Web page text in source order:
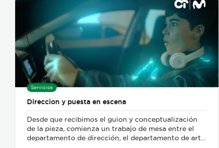
desarrollados, para adaptarlo a las necesidades y
constantes cambios del mercado.
Servicios
Direccion y puesta en escena
Desde que recibimos el guion y conceptualización
de la pieza, comienza un trabajo de mesa entre el
departamento de dirección, el departamento de arte,